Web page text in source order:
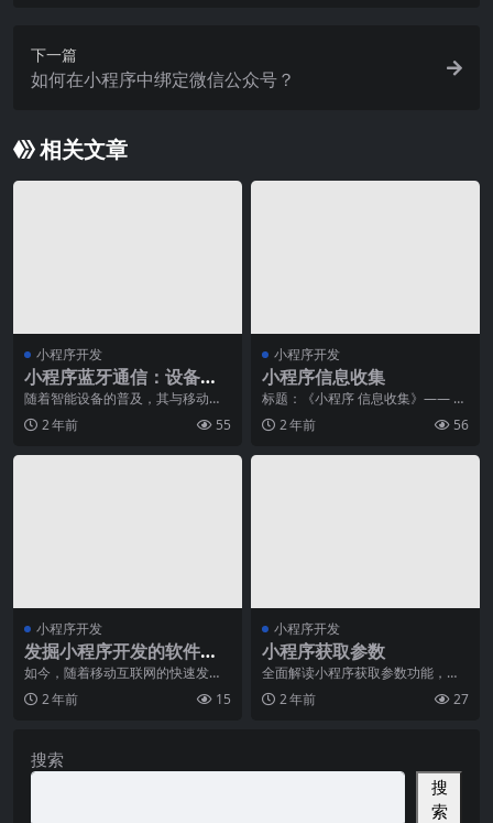
下一篇
如何在小程序中绑定微信公众号？
相关文章
小程序开发
小程序蓝牙通信：设备连
接与数据传输
随着智能设备的普及，其与移动终
端的互联变得越来越普遍。而蓝牙
作为一种低功耗的无线
2 年前 55
小程序开发
小程序信息收集
标题：《小程序 信息收集》—— 打
造智能化数据管理平台随着移动互
联网的快速发展，
2 年前 56
小程序开发
发掘小程序开发的软件选
择技巧
如今，随着移动互联网的快速发
展，小程序成为了企业营销的热门
工具。然而，当我们决定
2 年前 15
小程序开发
小程序获取参数
全面解读小程序获取参数功能，助
力企业营销转型升级​近年来，随着
新技术的快速发展，
2 年前 27
搜索
搜
索